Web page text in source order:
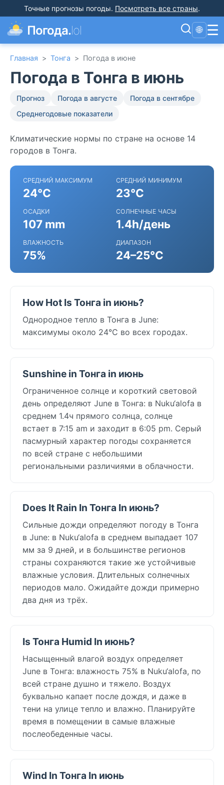
Точные прогнозы погоды. Посмотреть все страны.
Погода.lol 🌐 ☰
Главная > Тонга > Погода в июне
Погода в Тонга в июнь
Прогноз Погода в августе
Погода в сентябре
Среднегодовые показатели
Климатические нормы по стране на основе 14
городов в Тонга.
СРЕДНИЙ МАКСИМУМ
24°C
СРЕДНИЙ МИНИМУМ
23°C
ОСАДКИ
107 mm
СОЛНЕЧНЫЕ ЧАСЫ
1.4h/день
ВЛАЖНОСТЬ
75%
ДИАПАЗОН
24–25°C
How Hot Is Тонга in июнь?
Однородное тепло в Тонга в June:
максимумы около 24°C во всех городах.
Sunshine in Тонга in июнь
Ограниченное солнце и короткий световой
день определяют June в Тонга: в Nuku‘alofa в
среднем 1.4ч прямого солнца, солнце
встает в 7:15 am и заходит в 6:05 pm. Серый
пасмурный характер погоды сохраняется
по всей стране с небольшими
региональными различиями в облачности.
Does It Rain In Тонга In июнь?
Сильные дожди определяют погоду в Тонга
в June: в Nuku‘alofa в среднем выпадает 107
мм за 9 дней, и в большинстве регионов
страны сохраняются такие же устойчивые
влажные условия. Длительных солнечных
периодов мало. Ожидайте дожди примерно
два дня из трёх.
Is Тонга Humid In июнь?
Насыщенный влагой воздух определяет
June в Тонга: влажность 75% в Nuku‘alofa, по
всей стране душно и тяжело. Воздух
буквально капает после дождя, и даже в
тени на улице тепло и влажно. Планируйте
время в помещении в самые влажные
послеобеденные часы.
Wind In Тонга In июнь